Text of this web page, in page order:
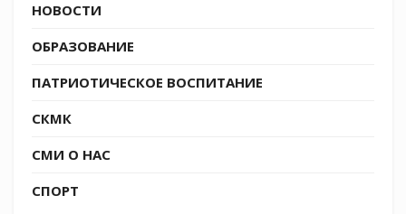
НОВОСТИ
ОБРАЗОВАНИЕ
ПАТРИОТИЧЕСКОЕ ВОСПИТАНИЕ
СКМК
СМИ О НАС
СПОРТ